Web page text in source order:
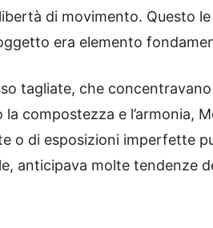
di movimento. Questo
era elemento
tagliate, che concentravano
compostezza e l’armonia,
o di esposizioni imperfette
anticipava molte tendenze